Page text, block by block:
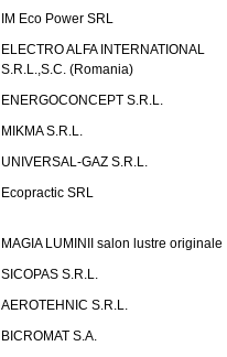
IM Eco Power SRL
ELECTRO ALFA INTERNATIONAL
S.R.L.,S.C. (Romania)
ENERGOCONCEPT S.R.L.
MIKMA S.R.L.
UNIVERSAL-GAZ S.R.L.
Ecopractic SRL
MAGIA LUMINII salon lustre originale
SICOPAS S.R.L.
AEROTEHNIC S.R.L.
BICROMAT S.A.